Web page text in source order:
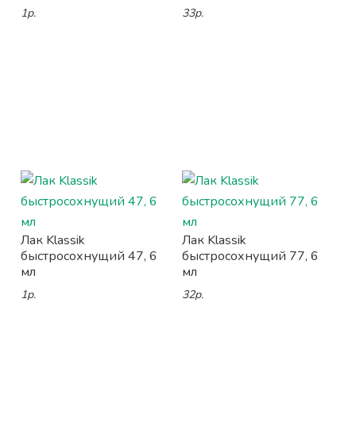
1р. 33р.
Лак Klassik
быстросохнущий 47, 6
мл
1р.
Лак Klassik
быстросохнущий 77, 6
мл
32р.